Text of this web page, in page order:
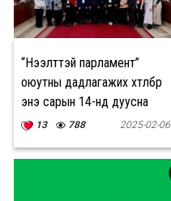
“Нээлттэй парламент”
оюутны дадлагажих хөтөлбөр
энэ сарын 14-нд дуусна
13 788 2025-02-06